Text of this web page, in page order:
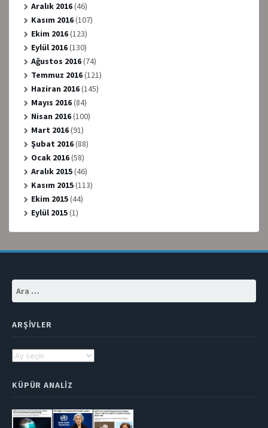
Aralık 2016(46)
Kasım 2016(107)
Ekim 2016(123)
Eylül 2016(130)
Ağustos 2016(74)
Temmuz 2016(121)
Haziran 2016(145)
Mayıs 2016(84)
Nisan 2016(100)
Mart 2016(91)
Şubat 2016(88)
Ocak 2016(58)
Aralık 2015(46)
Kasım 2015(113)
Ekim 2015(44)
Eylül 2015(1)
ARŞIVLER
Arşivler
KÜPÜR ANALIZ